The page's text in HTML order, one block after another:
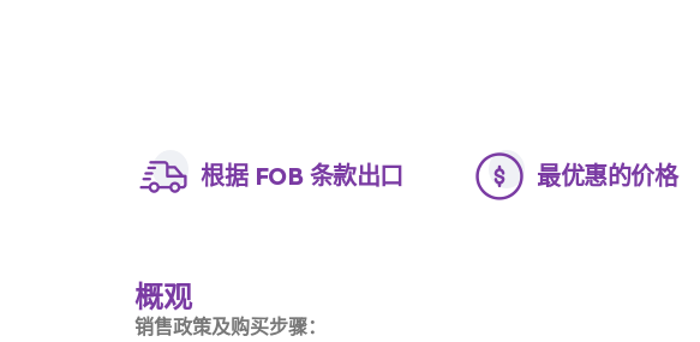
根据 FOB 条款出口 最优惠的价格
概观
销售政策及购买步骤：